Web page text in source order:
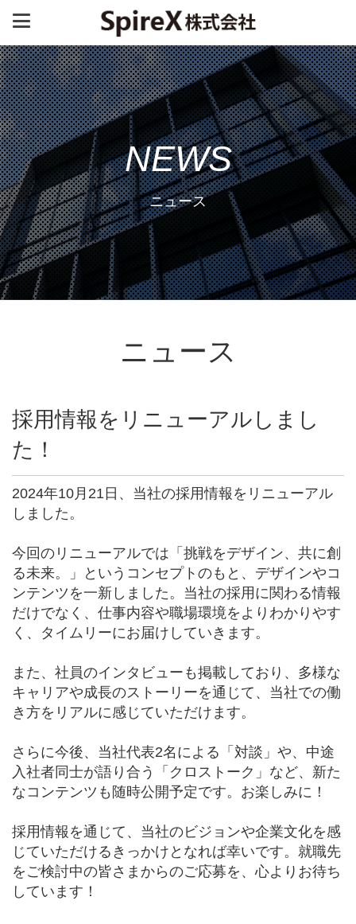
NEWS
ニュース
ニュース
採用情報をリニューアルしまし
た！
2024年10月21日、当社の採用情報をリニューアル
しました。
今回のリニューアルでは「挑戦をデザイン、共に創
る未来。」というコンセプトのもと、デザインやコ
ンテンツを一新しました。 当社の採用に関わる情報
だけでなく、仕事内容や職場環境をよりわかりやす
く、タイムリーにお届けしていきます。
また、社員のインタビューも掲載しており、多様な
キャリアや成長のストーリーを通じて、当社での働
き方をリアルに感じていただけます。
さらに今後、当社代表2名による「対談」や、中途
入社者同士が語り合う「クロストーク」など、 新た
なコンテンツも随時公開予定です。お楽しみに！
採用情報を通じて、当社のビジョンや企業文化を感
じていただけるきっかけとなれば幸いです。 就職先
をご検討中の皆さまからのご応募を、心よりお待ち
しています！